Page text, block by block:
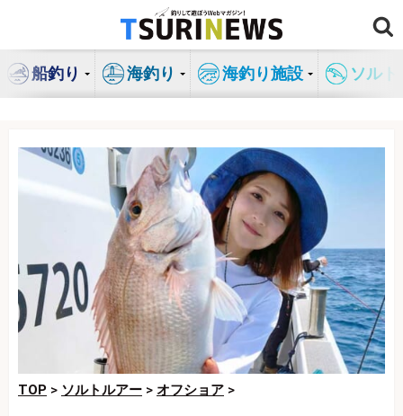
ン
船釣り 海釣り 海釣り施設 ソル
TOP > ソルトルアー > オフショア >